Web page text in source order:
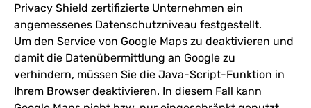
Privacy Shield zertifizierte Unternehmen ein
angemessenes Datenschutzniveau festgestellt.
Um den Service von Google Maps zu deaktivieren und
damit die Datenübermittlung an Google zu
verhindern, müssen Sie die Java-Script-Funktion in
Ihrem Browser deaktivieren. In diesem Fall kann